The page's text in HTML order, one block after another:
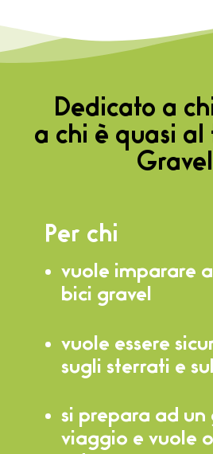
Dedicato a
a chi è quasi al
Per chi
vuole imparare
bici gravel
vuole essere
sugli sterrati e
si prepara ad un
viaggio e vuole